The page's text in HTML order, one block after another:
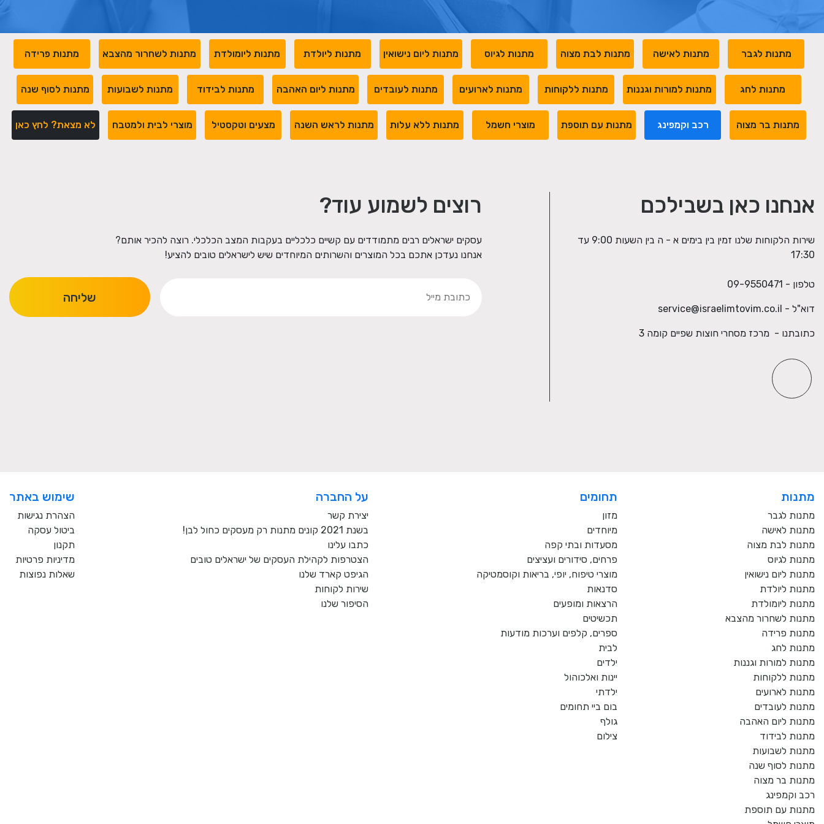
מתנות לגבר מתנות לאישה מתנות לבת מצוה מתנות לגיוס מתנות ליום נישואין מתנות ליולדת מתנות ליומולדת מתנות לשחרור מהצבא מתנות פרידה
מתנות לחג מתנות למורות וגננות מתנות ללקוחות מתנות לארועים מתנות לעובדים מתנות ליום האהבה מתנות לבידוד מתנות לשבועות מתנות לסוף שנה
מתנות בר מצוה רכב וקמפינג מתנות עם תוספת מוצרי חשמל מתנות ללא עלות מתנות לראש השנה מצעים וטקסטיל מוצרי לבית ולמטבח לא מצאת? לחץ כאן
אנחנו כאן בשבילכם
שירות הלקוחות שלנו זמין בין בימים א - ה בין השעות 9:00 עד
17:30
טלפון - 09-9550471
דוא"ל - service@israelimtovim.co.il
כתובתנו - מרכז מסחרי חוצות שפיים קומה 3
רוצים לשמוע עוד?
עסקים ישראלים רבים מתמודדים עם קשיים כלכליים בעקבות המצב הכלכלי. רוצה להכיר אותם?
אנחנו נעדכן אתכם בכל המוצרים והשרותים המיוחדים שיש לישראלים טובים להציע!
שליחה
מתנות
מתנות לגבר
מתנות לאישה
מתנות לבת מצוה
מתנות לגיוס
מתנות ליום נישואין
מתנות ליולדת
מתנות ליומולדת
מתנות לשחרור מהצבא
מתנות פרידה
מתנות לחג
מתנות למורות וגננות
מתנות ללקוחות
מתנות לארועים
מתנות לעובדים
מתנות ליום האהבה
מתנות לבידוד
מתנות לשבועות
מתנות לסוף שנה
מתנות בר מצוה
רכב וקמפינג
מתנות עם תוספת
תחומים
מזון
מיוחדים
מסעדות ובתי קפה
פרחים, סידורים ועציצים
מוצרי טיפוח, יופי, בריאות וקוסמטיקה
סדנאות
הרצאות ומופעים
תכשיטים
ספרים, קלפים וערכות מודעות
לבית
ילדים
יינות ואלכוהול
ילדתי
בום ביי תחומים
גולף
צילום
על החברה
יצירת קשר
בשנת 2021 קונים מתנות רק מעסקים כחול לבן!
כתבו עלינו
הצטרפות לקהילת העסקים של ישראלים טובים
הגיפט קארד שלנו
שירות לקוחות
הסיפור שלנו
שימוש באתר
הצהרת נגישות
ביטול עסקה
תקנון
מדיניות פרטיות
שאלות נפוצות